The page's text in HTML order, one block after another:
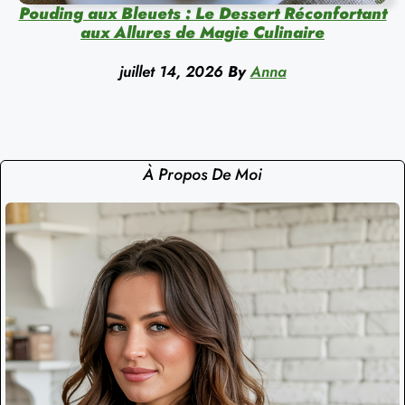
Pouding aux Bleuets : Le Dessert Réconfortant
aux Allures de Magie Culinaire
juillet 14, 2026 By Anna
À Propos De Moi